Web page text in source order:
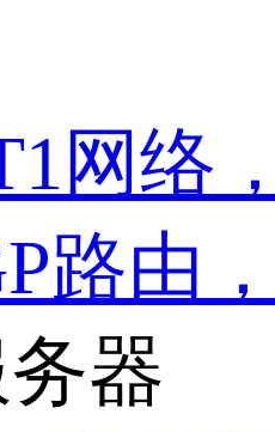
网络
路由
器